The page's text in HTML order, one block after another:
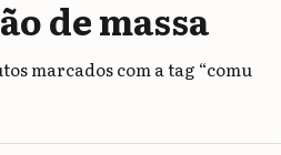
de massa
marcados com a tag “comu